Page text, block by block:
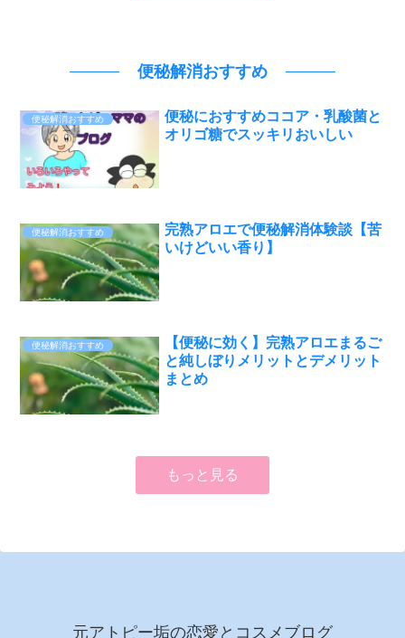
便秘解消おすすめ
便秘解消おすすめ
便秘におすすめココア・乳酸菌と
オリゴ糖でスッキリおいしい
便秘解消おすすめ
完熟アロエで便秘解消体験談【苦
いけどいい香り】
便秘解消おすすめ
【便秘に効く】完熟アロエまるご
と純しぼりメリットとデメリット
まとめ
もっと見る
元アトピー垢の恋愛とコスメブログ